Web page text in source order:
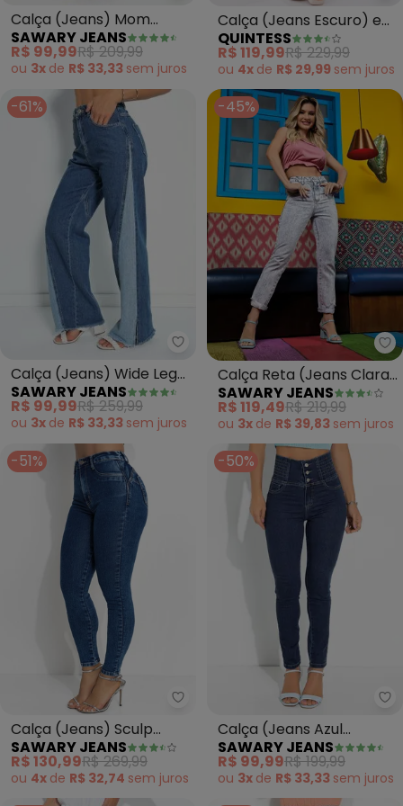
Calça (Jeans) Mom
Jeans com Botões
Sawary
SAWARY JEANS
R$ 99,99R$ 209,99
ou 3x de R$ 33,33 sem juros
Calça (Jeans Escuro) em
Jeans
QUINTESS
R$ 119,99R$ 229,99
ou 4x de R$ 29,99 sem juros
-61%
Sawary Jeans - Calça (Jeans)
Calça (Jeans) Wide Leg
com Recorte e Fenda
Sawary
SAWARY JEANS
R$ 99,99R$ 259,99
ou 3x de R$ 33,33 sem juros
-45%
Calça Reta (Jeans Clara)
com Destroyed e Bolsos
SAWARY JEANS
R$ 119,49R$ 219,99
ou 3x de R$ 39,83 sem juros
-51%
Sawary Jeans - Calça (Jeans)
Calça (Jeans) Sculp
Cigarrete Sawary
SAWARY JEANS
R$ 130,99R$ 269,99
ou 4x de R$ 32,74 sem juros
-50%
Calça (Jeans Azul
Escuro) com Elástico na
Cintura
SAWARY JEANS
R$ 99,99R$ 199,99
ou 3x de R$ 33,33 sem juros